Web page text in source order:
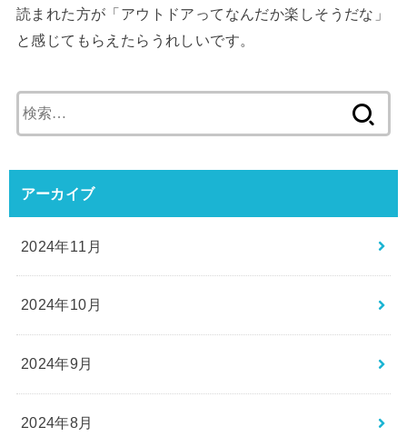
読まれた方が「アウトドアってなんだか楽しそうだな」
と感じてもらえたらうれしいです。
索:
アーカイブ
2024年11月
2024年10月
2024年9月
2024年8月